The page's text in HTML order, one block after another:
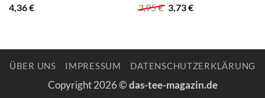
4,36€
3,95€ Ursprünglicher
Preis
3,73€Aktueller
ÜBER UNS IMPRESSUM DATENSCHUTZERKLÄRUNG
Copyright 2026 ©das-tee-magazin.de